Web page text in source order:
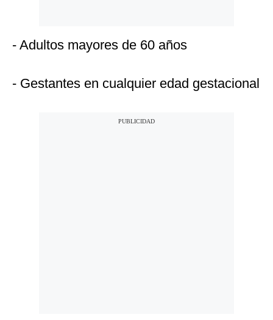
- Adultos mayores de 60 años
- Gestantes en cualquier edad gestacional